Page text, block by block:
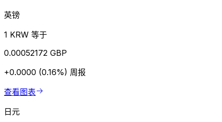
英镑
1 KRW 等于
0.00052172 GBP
+0.0000 (0.16%) 周报
查看图表
日元